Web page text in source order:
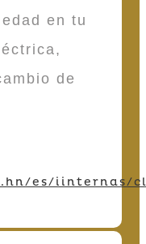
en tu
de
es/iinternas/